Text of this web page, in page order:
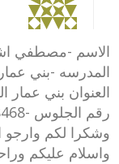
الاسم -مصطفي
المدرسه -بني
العنوان بني عمار
رقم الجلوس -38468
وشكرا لكم وارجو
واسلام عليكم